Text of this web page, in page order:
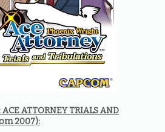
ATTORNEY TRIALS AND
2007):